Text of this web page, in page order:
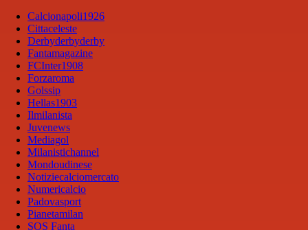
Calcionapoli1926
Cittaceleste
Derbyderbyderby
Fantamagazine
FCInter1908
Forzaroma
Golssip
Hellas1903
Ilmilanista
Juvenews
Mediagol
Milanistichannel
Mondoudinese
Notiziecalciomercato
Numericalcio
Padovasport
Pianetamilan
SOS Fanta